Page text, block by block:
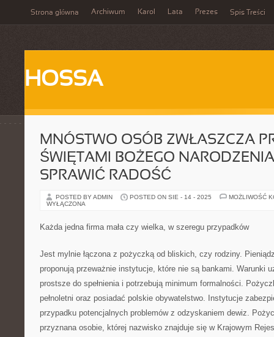
Strona główna Archiwum Karol Lata Prezes Spis Treści
HOSSA
MNÓSTWO OSÓB ZWŁASZCZA
ŚWIĘTAMI BOŻEGO
SPRAWIĆ RADOŚĆ
POSTED BY ADMIN POSTED ON SIE - 14 - 2025
MOŻLIWOŚĆ
WYŁĄCZONA
Każda jedna firma mała czy wielka, w szeregu przypadków
Jest mylnie łączona z pożyczką od bliskich, czy rodziny.
proponują przeważnie instytucje, które nie są bankami. Warunki
prostsze do spełnienia i potrzebują minimum formalności.
pełnoletni oraz posiadać polskie obywatelstwo. Instytucje
przypadku potencjalnych problemów z odzyskaniem dewiz.
przyznana osobie, której nazwisko znajduje się w Krajowym